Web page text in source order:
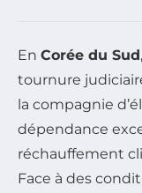
En Corée du Sud
tournure
la compagnie
dépendance
réchauffement
Face à des